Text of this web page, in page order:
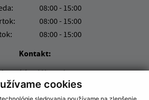
cookies
08:00 - 15:00
08:00 - 15:00
08:00 - 15:00
Kontakt:
úrad Hniezdne
Hniezdne 1
065 01 Hniezdne